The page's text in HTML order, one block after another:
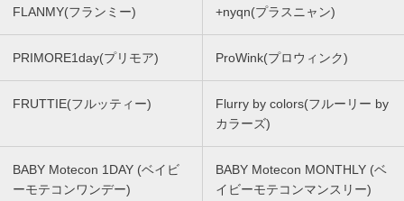
FLANMY(フランミー) +nyqn(プラスニャン)
PRIMORE1day(プリモア) ProWink(プロウィンク)
FRUTTIE(フルッティー)
Flurry by colors(フルーリー by
カラーズ)
BABY Motecon 1DAY (ベイビ
ーモテコンワンデー)
BABY Motecon MONTHLY (ベ
イビーモテコンマンスリー)